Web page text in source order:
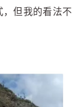
，但我的看法不